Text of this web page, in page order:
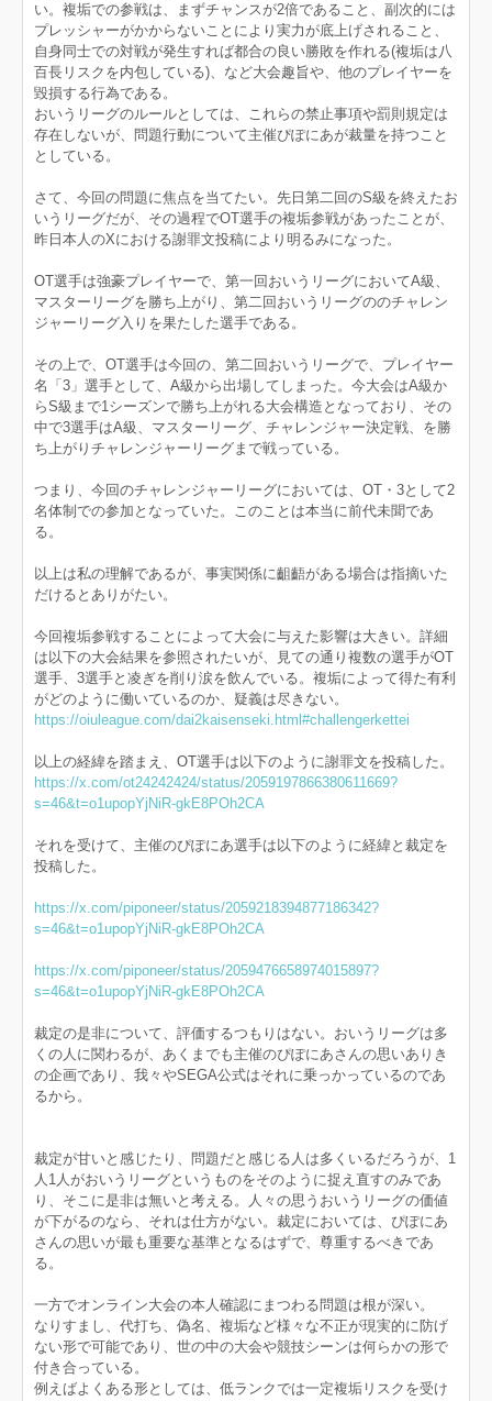
い。複垢での参戦は、まずチャンスが2倍であること、副次的には
プレッシャーがかからないことにより実力が底上げされること、
自身同士での対戦が発生すれば都合の良い勝敗を作れる(複垢は八
百長リスクを内包している)、など大会趣旨や、他のプレイヤーを
毀損する行為である。
おいうリーグのルールとしては、これらの禁止事項や罰則規定は
存在しないが、問題行動について主催ぴぽにあが裁量を持つこと
としている。
さて、今回の問題に焦点を当てたい。先日第二回のS級を終えたお
いうリーグだが、その過程でOT選手の複垢参戦があったことが、
昨日本人のXにおける謝罪文投稿により明るみになった。
OT選手は強豪プレイヤーで、第一回おいうリーグにおいてA級、
マスターリーグを勝ち上がり、第二回おいうリーグののチャレン
ジャーリーグ入りを果たした選手である。
その上で、OT選手は今回の、第二回おいうリーグで、プレイヤー
名「3」選手として、A級から出場してしまった。今大会はA級か
らS級まで1シーズンで勝ち上がれる大会構造となっており、その
中で3選手はA級、マスターリーグ、チャレンジャー決定戦、を勝
ち上がりチャレンジャーリーグまで戦っている。
つまり、今回のチャレンジャーリーグにおいては、OT・3として2
名体制での参加となっていた。このことは本当に前代未聞であ
る。
以上は私の理解であるが、事実関係に齟齬がある場合は指摘いた
だけるとありがたい。
今回複垢参戦することによって大会に与えた影響は大きい。詳細
は以下の大会結果を参照されたいが、見ての通り複数の選手がOT
選手、3選手と凌ぎを削り涙を飲んでいる。複垢によって得た有利
がどのように働いているのか、疑義は尽きない。
https://oiuleague.com/dai2kaisenseki.html#challengerkettei
以上の経緯を踏まえ、OT選手は以下のように謝罪文を投稿した。
https://x.com/ot24242424/status/2059197866380611669?
s=46&t=o1upopYjNiR-gkE8POh2CA
それを受けて、主催のぴぽにあ選手は以下のように経緯と裁定を
投稿した。
https://x.com/piponeer/status/2059218394877186342?
s=46&t=o1upopYjNiR-gkE8POh2CA
https://x.com/piponeer/status/2059476658974015897?
s=46&t=o1upopYjNiR-gkE8POh2CA
裁定の是非について、評価するつもりはない。おいうリーグは多
くの人に関わるが、あくまでも主催のぴぽにあさんの思いありき
の企画であり、我々やSEGA公式はそれに乗っかっているのであ
るから。
裁定が甘いと感じたり、問題だと感じる人は多くいるだろうが、1
人1人がおいうリーグというものをそのように捉え直すのみであ
り、そこに是非は無いと考える。人々の思うおいうリーグの価値
が下がるのなら、それは仕方がない。裁定においては、ぴぽにあ
さんの思いが最も重要な基準となるはずで、尊重するべきであ
る。
一方でオンライン大会の本人確認にまつわる問題は根が深い。
なりすまし、代打ち、偽名、複垢など様々な不正が現実的に防げ
ない形で可能であり、世の中の大会や競技シーンは何らかの形で
付き合っている。
例えばよくある形としては、低ランクでは一定複垢リスクを受け